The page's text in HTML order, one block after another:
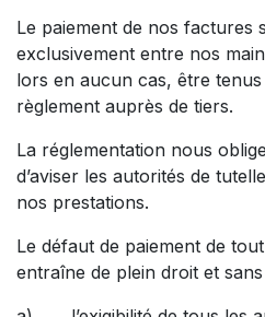
Le paiement de nos factures
exclusivement entre nos
lors en aucun cas, être tenus
règlement auprès de tiers.
La réglementation nous
d’aviser les autorités de
nos prestations.
Le défaut de paiement de
entraîne de plein droit et